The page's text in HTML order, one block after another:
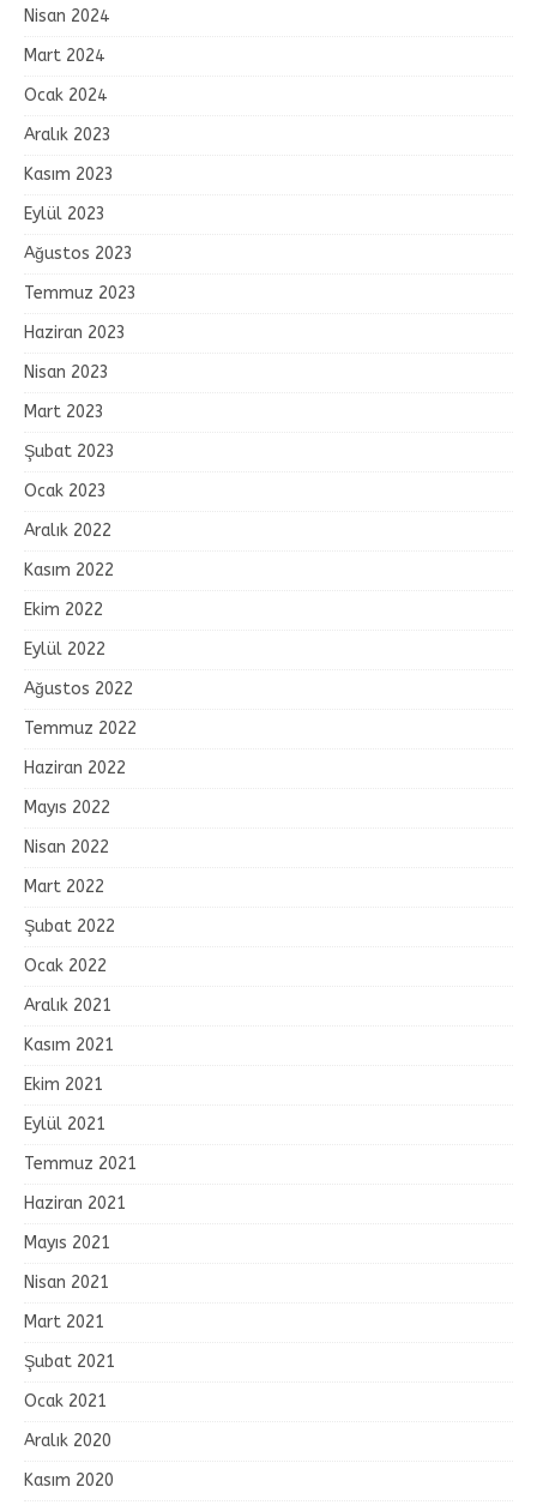
Nisan 2024
Mart 2024
Ocak 2024
Aralık 2023
Kasım 2023
Eylül 2023
Ağustos 2023
Temmuz 2023
Haziran 2023
Nisan 2023
Mart 2023
Şubat 2023
Ocak 2023
Aralık 2022
Kasım 2022
Ekim 2022
Eylül 2022
Ağustos 2022
Temmuz 2022
Haziran 2022
Mayıs 2022
Nisan 2022
Mart 2022
Şubat 2022
Ocak 2022
Aralık 2021
Kasım 2021
Ekim 2021
Eylül 2021
Temmuz 2021
Haziran 2021
Mayıs 2021
Nisan 2021
Mart 2021
Şubat 2021
Ocak 2021
Aralık 2020
Kasım 2020